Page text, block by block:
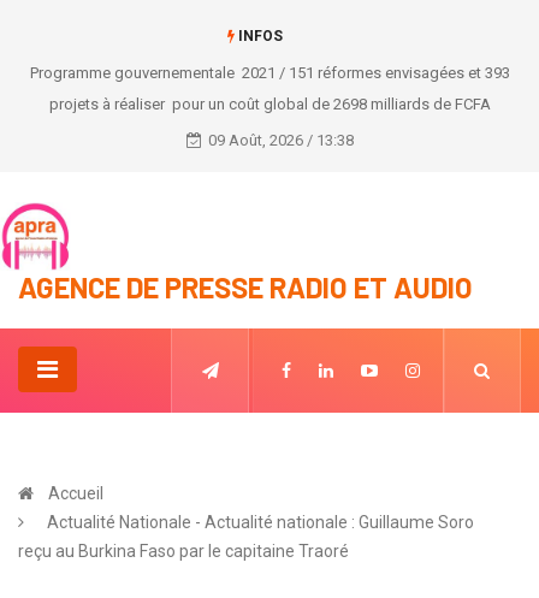
INFOS
Programme gouvernementale 2021 / 151 réformes envisagées et 393
projets à réaliser pour un coût global de 2698 milliards de FCFA
09 Août, 2026 / 13:38
AGENCE DE PRESSE RADIO ET AUDIO
Accueil
Actualité Nationale - Actualité nationale : Guillaume Soro
reçu au Burkina Faso par le capitaine Traoré